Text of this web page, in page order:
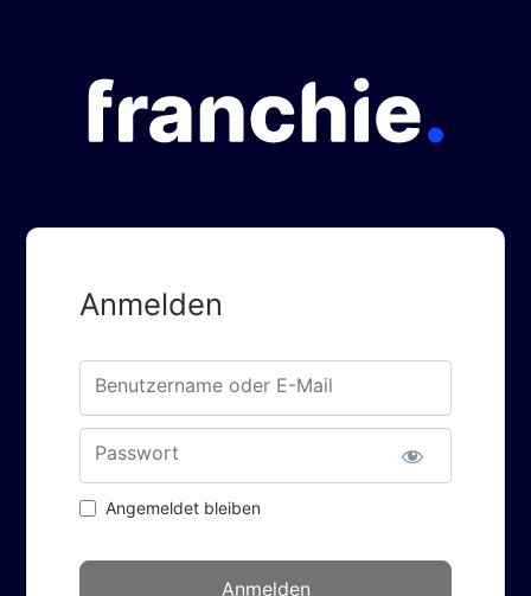
Anmelden
Benutzername oder E-Mail
Passwort
Angemeldet bleiben